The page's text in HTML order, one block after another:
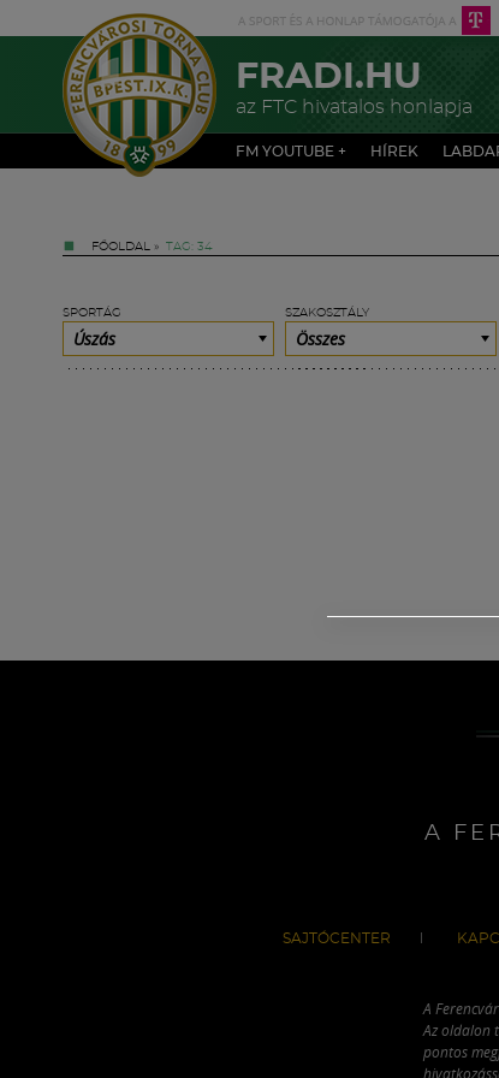
FRADI.HU
az FTC hivatalos honlapja
FM YOUTUBE + HÍREK
FŐOLDAL » TAG: 34
SPORTÁG
Úszás
SZAKOSZTÁLY
Összes
A
SAJTÓCENTER
A
Az oldalon
pontos